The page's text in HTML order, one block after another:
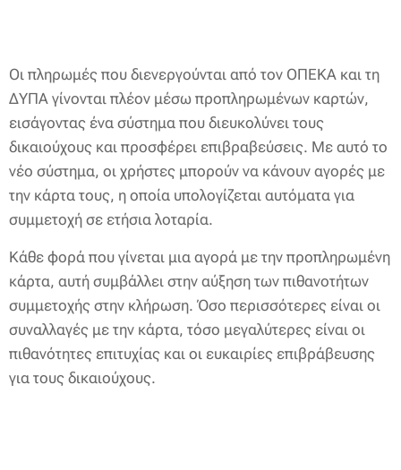
Οι πληρωμές που διενεργούνται από τον ΟΠΕΚΑ και τη
ΔΥΠΑ γίνονται πλέον μέσω προπληρωμένων καρτών,
εισάγοντας ένα σύστημα που διευκολύνει τους
δικαιούχους και προσφέρει επιβραβεύσεις. Με αυτό το
νέο σύστημα, οι χρήστες μπορούν να κάνουν αγορές με
την κάρτα τους, η οποία υπολογίζεται αυτόματα για
συμμετοχή σε ετήσια λοταρία.
Κάθε φορά που γίνεται μια αγορά με την προπληρωμένη
κάρτα, αυτή συμβάλλει στην αύξηση των πιθανοτήτων
συμμετοχής στην κλήρωση. Όσο περισσότερες είναι οι
συναλλαγές με την κάρτα, τόσο μεγαλύτερες είναι οι
πιθανότητες επιτυχίας και οι ευκαιρίες επιβράβευσης
για τους δικαιούχους.